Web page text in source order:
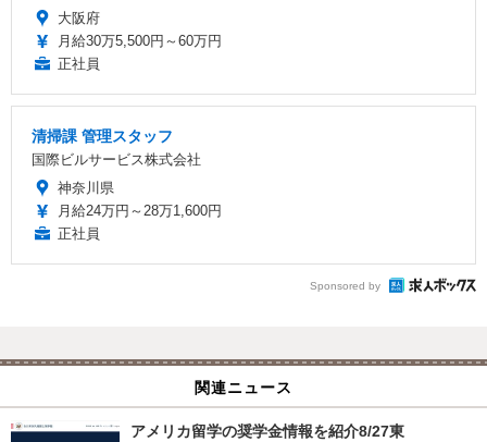
大阪府
月給30万5,500円～60万円
正社員
清掃課 管理スタッフ
国際ビルサービス株式会社
神奈川県
月給24万円～28万1,600円
正社員
Sponsored by
関連ニュース
アメリカ留学の奨学金情報を紹介8/27東